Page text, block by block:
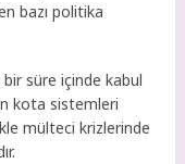
bazı politika
bir süre içinde kabul
kota sistemleri
mülteci krizlerinde